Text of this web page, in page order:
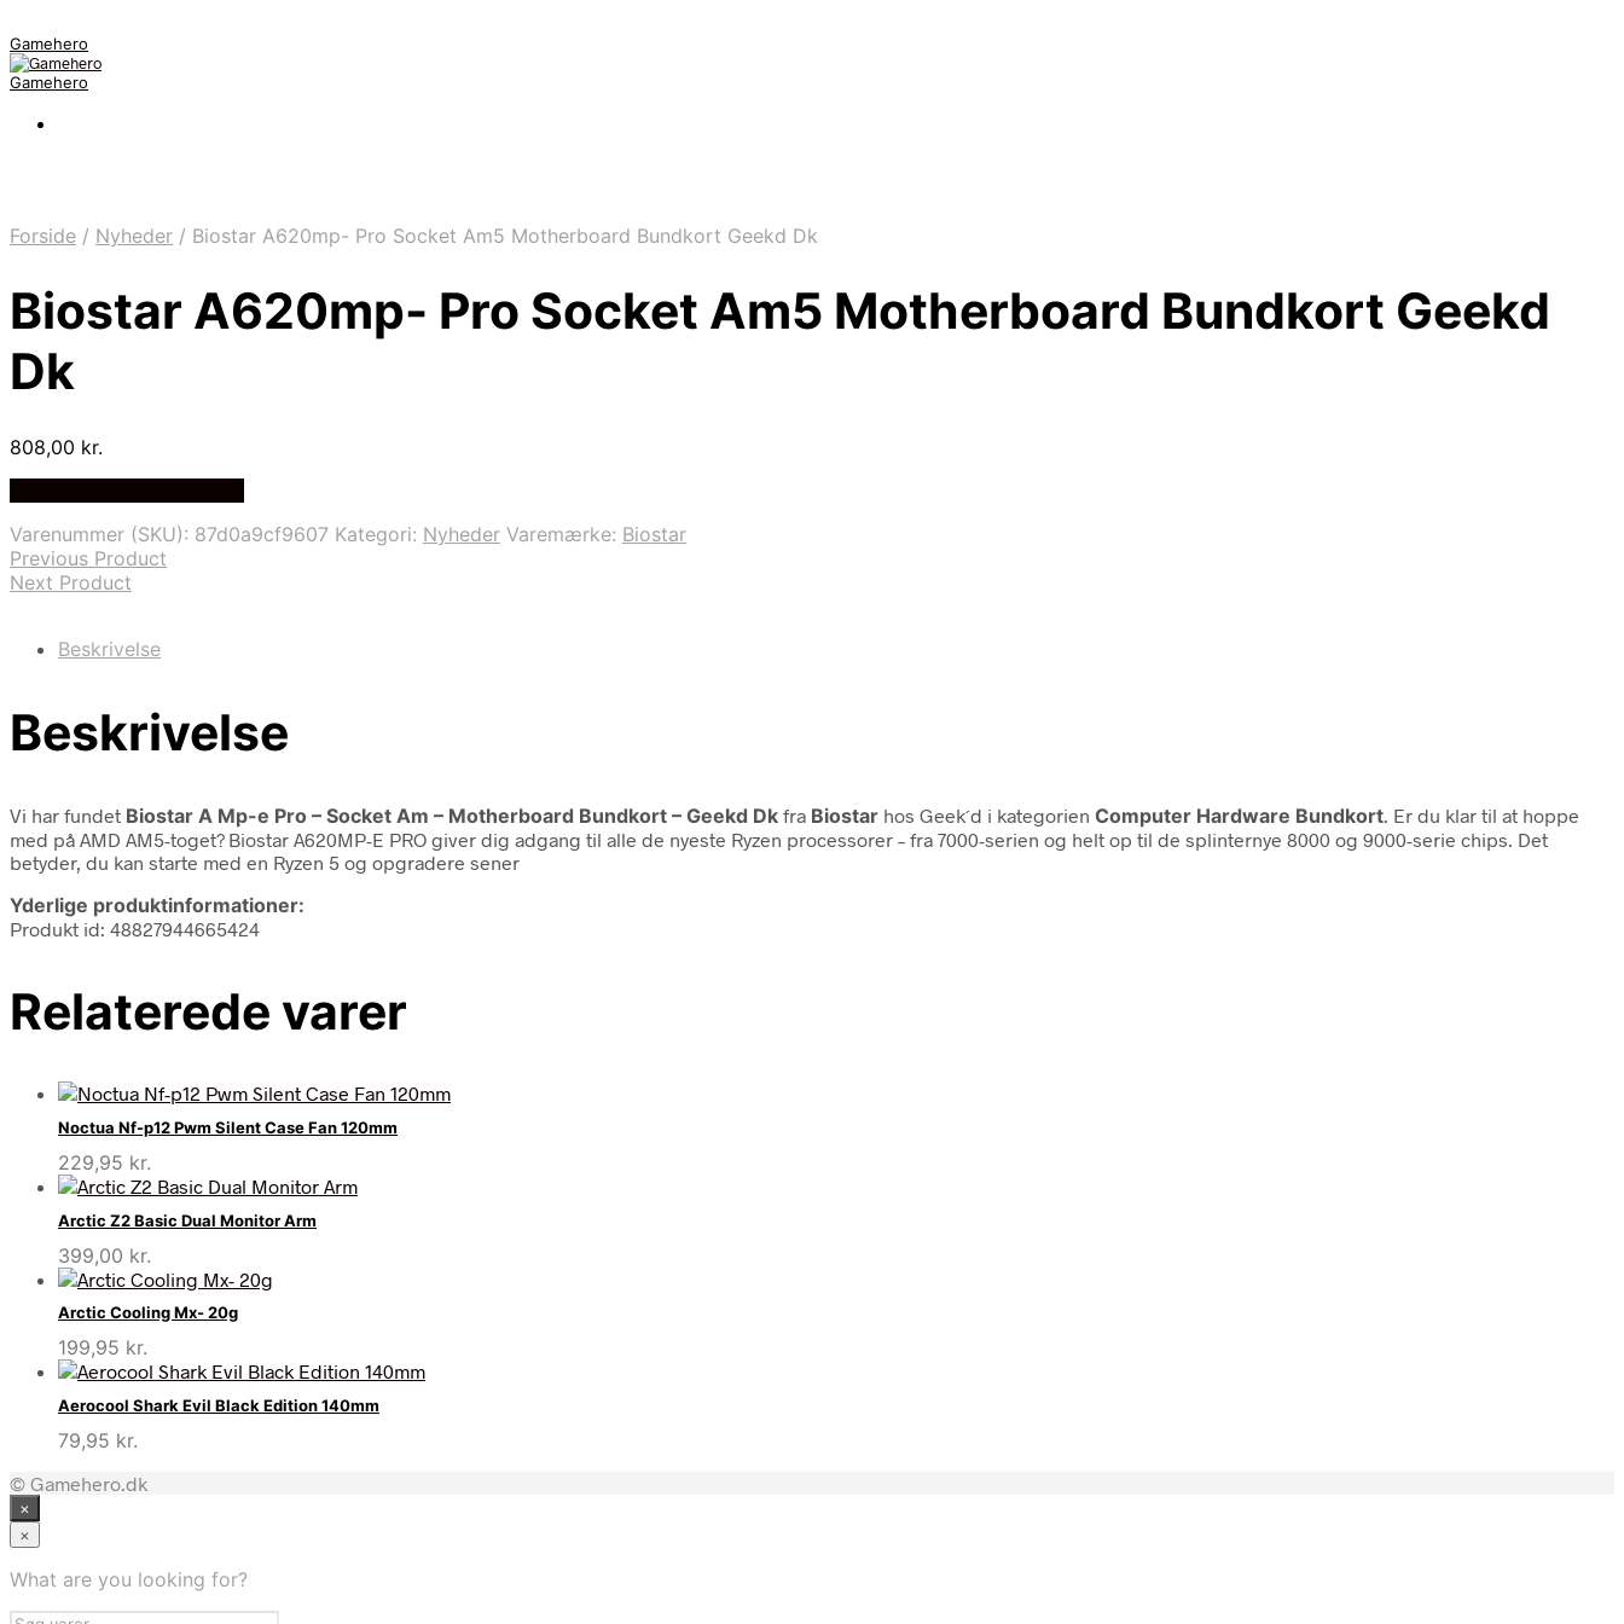
Gamehero
Gamehero
Forside / Nyheder / Biostar A620mp- Pro Socket Am5 Motherboard Bundkort Geekd Dk
Biostar A620mp- Pro Socket Am5 Motherboard Bundkort Geekd
Dk
808,00 kr.
Varenummer (SKU): 87d0a9cf9607 Kategori: Nyheder Varemærke: Biostar
Previous Product
Next Product
Beskrivelse
Beskrivelse
Vi har fundet Biostar A Mp-e Pro – Socket Am – Motherboard Bundkort – Geekd Dk fra Biostar hos Geek´d i kategorien Computer Hardware Bundkort . Er du klar til at hoppe
med på AMD AM5-toget? Biostar A620MP-E PRO giver dig adgang til alle de nyeste Ryzen processorer – fra 7000-serien og helt op til de splinternye 8000 og 9000-serie chips. Det
betyder, du kan starte med en Ryzen 5 og opgradere sener
Yderlige produktinformationer:
Produkt id: 48827944665424
Relaterede varer
Noctua Nf-p12 Pwm Silent Case Fan 120mm
229,95 kr.
Arctic Z2 Basic Dual Monitor Arm
399,00 kr.
Arctic Cooling Mx- 20g
199,95 kr.
Aerocool Shark Evil Black Edition 140mm
79,95 kr.
© Gamehero.dk
×
×
What are you looking for?